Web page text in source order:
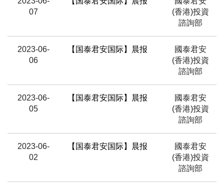
07
(香港)投資
諮詢部
2023-06-
06
【国泰君安国际】晨报
國泰君安
(香港)投資
諮詢部
2023-06-
05
【国泰君安国际】晨报
國泰君安
(香港)投資
諮詢部
2023-06-
02
【国泰君安国际】晨报
國泰君安
(香港)投資
諮詢部